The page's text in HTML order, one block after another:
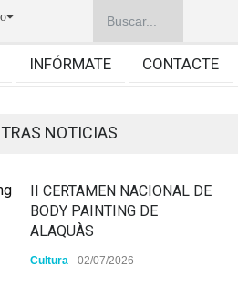
INFÓRMATE CONTACTE
NOTICIAS
II CERTAMEN NACIONAL DE
BODY PAINTING DE
ALAQUÀS
Cultura 02/07/2026